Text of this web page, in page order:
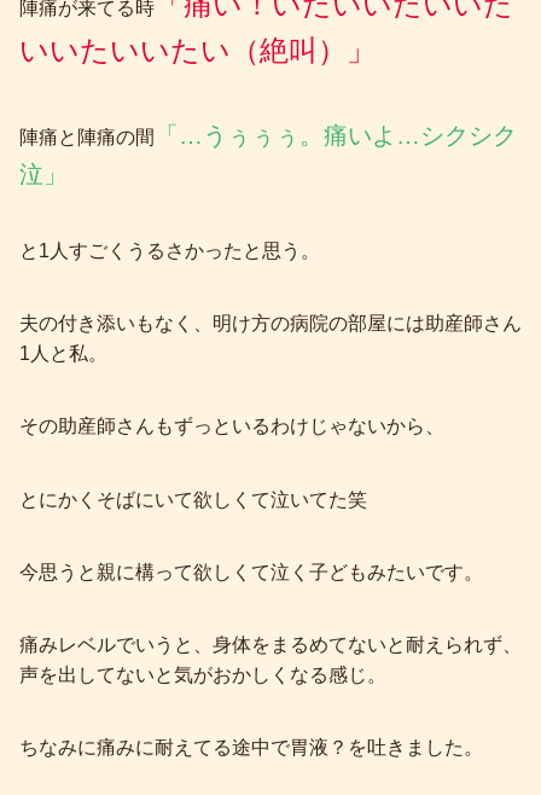
陣痛が来てる時
いいたいいたい（絶叫）」
陣痛と陣痛の間
「…うぅぅぅ。痛いよ…シクシク
泣」
と1人すごくうるさかったと思う。
夫の付き添いもなく、明け方の病院の部屋には助産師さん
1人と私。
その助産師さんもずっといるわけじゃないから、
とにかくそばにいて欲しくて泣いてた笑
今思うと親に構って欲しくて泣く子どもみたいです。
痛みレベルでいうと、身体をまるめてないと耐えられず、
声を出してないと気がおかしくなる感じ。
ちなみに痛みに耐えてる途中で胃液？を吐きました。